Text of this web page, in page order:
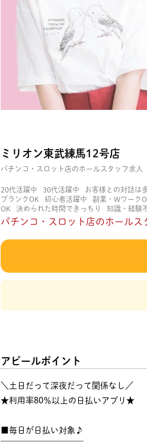
ミリオン東武練馬12号店
パチンコ・スロット店のホールスタッフ求人
20代活躍中 30代活躍中 お客様との対話は
ブランクOK
初心者活躍中 副業・Wワーク
OK
決められた時間できっちり 知識・経験
職場
週4日以上OK 金髪OK 長く働ける 長
パチンコ・スロット店のホール
アピールポイント
＼土日だって深夜だって関係なし／
★利用率80％以上の日払いアプリ★
■毎日が日払い対象♪